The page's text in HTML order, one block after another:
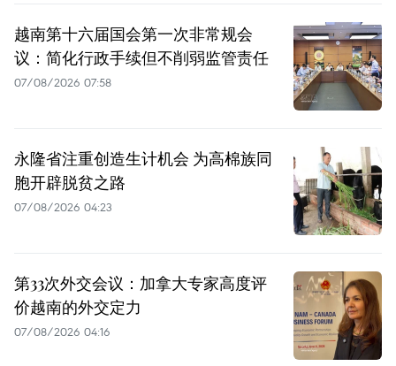
越南第十六届国会第一次非常规会
议：简化行政手续但不削弱监管责任
07/08/2026 07:58
永隆省注重创造生计机会 为高棉族同
胞开辟脱贫之路
07/08/2026 04:23
第33次外交会议：加拿大专家高度评
价越南的外交定力
07/08/2026 04:16